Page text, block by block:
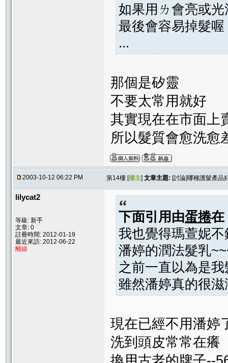
如果用ㄌ會亮或
最後會容易掉髮喔
...
那個是矽靈
不要太常用就好
其實現在在市面上
所以髮質會愈洗愈
2003-10-12 06:22 PM 第14樓 [樓主] 文章主題: [討論]哪種護髮產品
lilycat2
等級: 新手
文章: 0
註冊時間: 2012-01-19
最近來訪: 2012-06-22
離線
下面引用由蛋捲在
我也覺得瑪萱妮
潘婷的潤法髮乳
之前一直以為是
雖然潘婷真的很
現在已經不用潘婷
洗到頭皮常常在癢